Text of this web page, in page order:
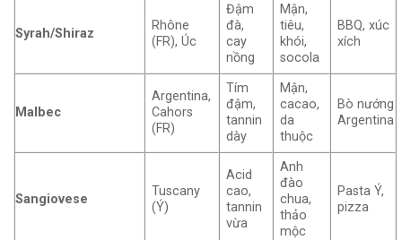
Syrah/Shiraz
Rhône
(FR), Úc
Đậm
đà,
cay
nồng
Mận,
tiêu,
khói,
socola
BBQ, xúc
xích
Malbec
Argentina,
Cahors
(FR)
Tím
đậm,
tannin
dày
Mận,
cacao,
da
thuộc
Bò nướng
Argentina
Sangiovese
Tuscany
(Ý)
Acid
cao,
tannin
vừa
Anh
đào
chua,
thảo
mộc
Pasta Ý,
pizza